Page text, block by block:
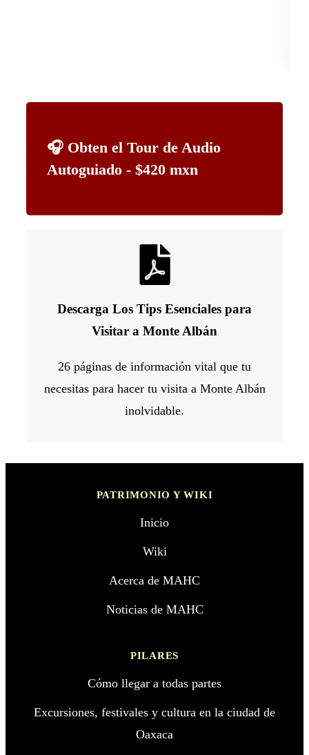
🎧 Obten el Tour de Audio
Autoguiado - $420 mxn
Descarga Los Tips Esenciales para
Visitar a Monte Albán
26 páginas de información vital que tu
necesitas para hacer tu visita a Monte Albán
inolvidable.
PATRIMONIO Y WIKI
Inicio
Wiki
Acerca de MAHC
Noticias de MAHC
PILARES
Cómo llegar a todas partes
Excursiones, festivales y cultura en la ciudad de
Oaxaca